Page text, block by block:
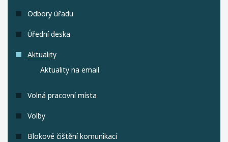
Odbory úřadu
Úřední deska
Aktuality
Aktuality na email
Volná pracovní místa
Volby
Blokové čištění komunikací